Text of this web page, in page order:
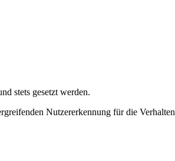
stets gesetzt werden.
Nutzererkennung für die